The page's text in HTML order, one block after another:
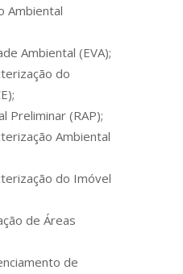
Ambiental
Ambiental (EVA);
do
Preliminar (RAP);
Ambiental
do Imóvel
de Áreas
de